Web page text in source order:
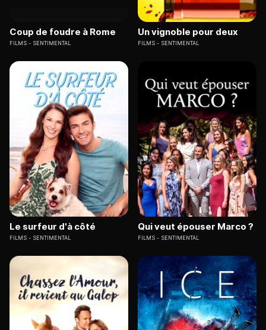
Coup de foudre à Rome
FILMS SENTIMENTAL
Un vignoble pour deux
FILMS SENTIMENTAL
Le surfeur d'à côté
FILMS SENTIMENTAL
Qui veut épouser Marco ?
FILMS SENTIMENTAL